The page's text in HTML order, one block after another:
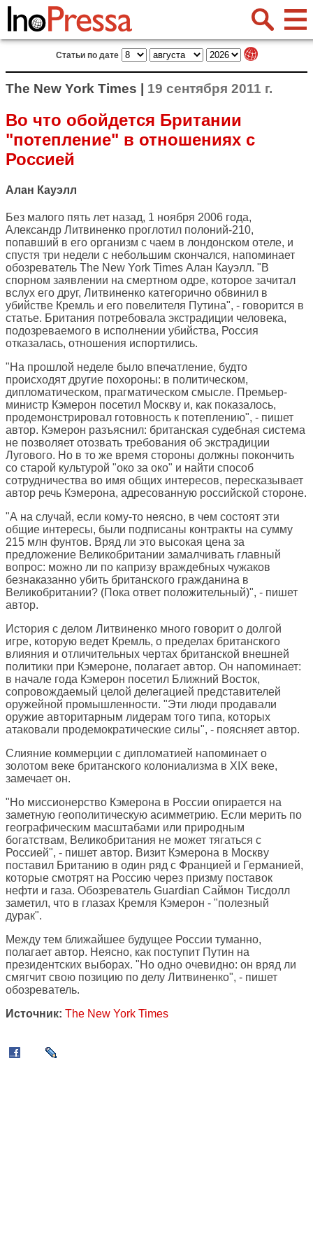
Статьи по дате
The New York Times | 19 сентября 2011 г.
Во что обойдется Британии
"потепление" в отношениях с
Россией
Алан Кауэлл
Без малого пять лет назад, 1 ноября 2006 года,
Александр Литвиненко проглотил полоний-210,
попавший в его организм с чаем в лондонском отеле, и
спустя три недели с небольшим скончался, напоминает
обозреватель The New York Times Алан Кауэлл. "В
спорном заявлении на смертном одре, которое зачитал
вслух его друг, Литвиненко категорично обвинил в
убийстве Кремль и его повелителя Путина", - говорится в
статье. Британия потребовала экстрадиции человека,
подозреваемого в исполнении убийства, Россия
отказалась, отношения испортились.
"На прошлой неделе было впечатление, будто
происходят другие похороны: в политическом,
дипломатическом, прагматическом смысле. Премьер-
министр Кэмерон посетил Москву и, как показалось,
продемонстрировал готовность к потеплению", - пишет
автор. Кэмерон разъяснил: британская судебная система
не позволяет отозвать требования об экстрадиции
Лугового. Но в то же время стороны должны покончить
со старой культурой "око за око" и найти способ
сотрудничества во имя общих интересов, пересказывает
автор речь Кэмерона, адресованную российской стороне.
"А на случай, если кому-то неясно, в чем состоят эти
общие интересы, были подписаны контракты на сумму
215 млн фунтов. Вряд ли это высокая цена за
предложение Великобритании замалчивать главный
вопрос: можно ли по капризу враждебных чужаков
безнаказанно убить британского гражданина в
Великобритании? (Пока ответ положительный)", - пишет
автор.
История с делом Литвиненко много говорит о долгой
игре, которую ведет Кремль, о пределах британского
влияния и отличительных чертах британской внешней
политики при Кэмероне, полагает автор. Он напоминает:
в начале года Кэмерон посетил Ближний Восток,
сопровождаемый целой делегацией представителей
оружейной промышленности. "Эти люди продавали
оружие авторитарным лидерам того типа, которых
атаковали продемократические силы", - поясняет автор.
Слияние коммерции с дипломатией напоминает о
золотом веке британского колониализма в XIX веке,
замечает он.
"Но миссионерство Кэмерона в России опирается на
заметную геополитическую асимметрию. Если мерить по
географическим масштабами или природным
богатствам, Великобритания не может тягаться с
Россией", - пишет автор. Визит Кэмерона в Москву
поставил Британию в один ряд с Францией и Германией,
которые смотрят на Россию через призму поставок
нефти и газа. Обозреватель Guardian Саймон Тисдолл
заметил, что в глазах Кремля Кэмерон - "полезный
дурак".
Между тем ближайшее будущее России туманно,
полагает автор. Неясно, как поступит Путин на
президентских выборах. "Но одно очевидно: он вряд ли
смягчит свою позицию по делу Литвиненко", - пишет
обозреватель.
Источник: The New York Times